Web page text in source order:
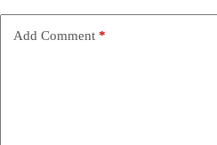
Add Comment *